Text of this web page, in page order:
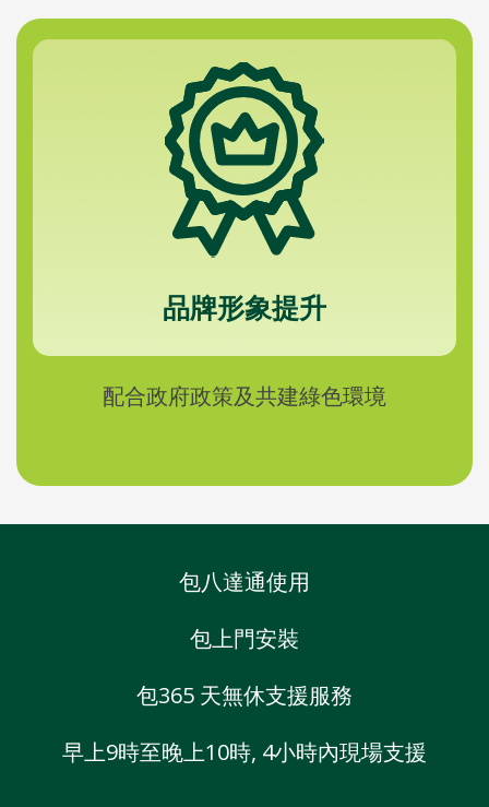
品牌形象提升
配合政府政策及共建綠色環境
包八達通使用
包上門安裝
包365 天無休支援服務
早上9時至晚上10時, 4小時內現場支援